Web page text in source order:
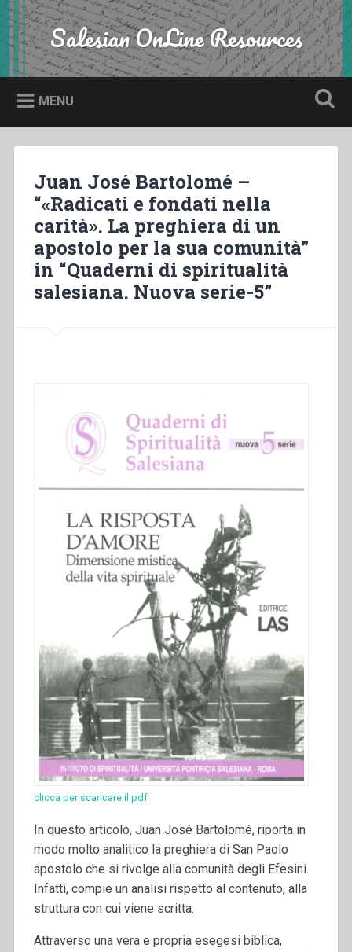
Skip
to
content
Search Salesian OnLine Resources
MENU
Juan José Bartolomé –
“«Radicati e fondati nella
carità». La preghiera di un
apostolo per la sua comunità”
in “Quaderni di spiritualità
salesiana. Nuova serie-5”
clicca per scaricare il pdf
In questo articolo, Juan José Bartolomé, riporta in
modo molto analitico la preghiera di San Paolo
apostolo che si rivolge alla comunità degli Efesini.
Infatti, compie un analisi rispetto al contenuto, alla
struttura con cui viene scritta.
Attraverso una vera e propria esegesi biblica,